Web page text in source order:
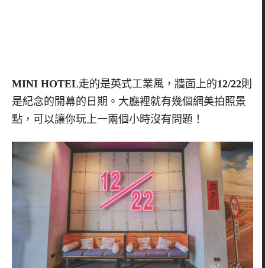
MINI HOTEL走的是英式工業風，牆面上的12/22則
是紀念的開幕的日期。大廳裡就有幾個網美拍照景
點，可以讓你玩上一兩個小時沒有問題！